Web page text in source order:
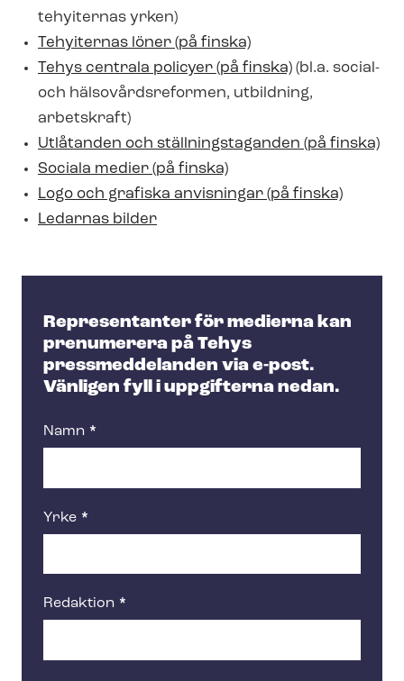
tehyiternas yrken)
Tehyiternas löner (på finska)
Tehys centrala policyer (på finska) (bl.a. social-
och häl­so­vårds­re­for­men, utbildning,
arbetskraft)
Utlåtanden och ställ­nings­ta­gan­den (på finska)
Sociala medier (på finska)
Logo och grafiska anvisningar (på finska)
Ledarnas bilder
Representanter för medierna kan
prenumerera på Tehys
pressmeddelanden via e-post.
Vänligen fyll i uppgifterna nedan.
Namn
Yrke
Redaktion